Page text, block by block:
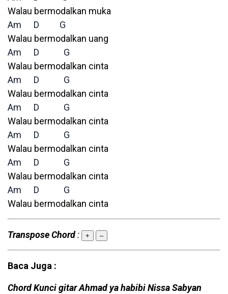
Walau bermodalkan muka
Am
D
G
Walau bermodalkan uang
Am
D
G
Walau bermodalkan cinta
Am
D
G
Walau bermodalkan cinta
Am
D
G
Walau bermodalkan cinta
Am
D
G
Walau bermodalkan cinta
Am
D
G
Walau bermodalkan cinta
Am
D
G
Walau bermodalkan cinta
Transpose Chord: + –
Baca Juga :
Chord Kunci gitar Ahmad ya habibi Nissa Sabyan